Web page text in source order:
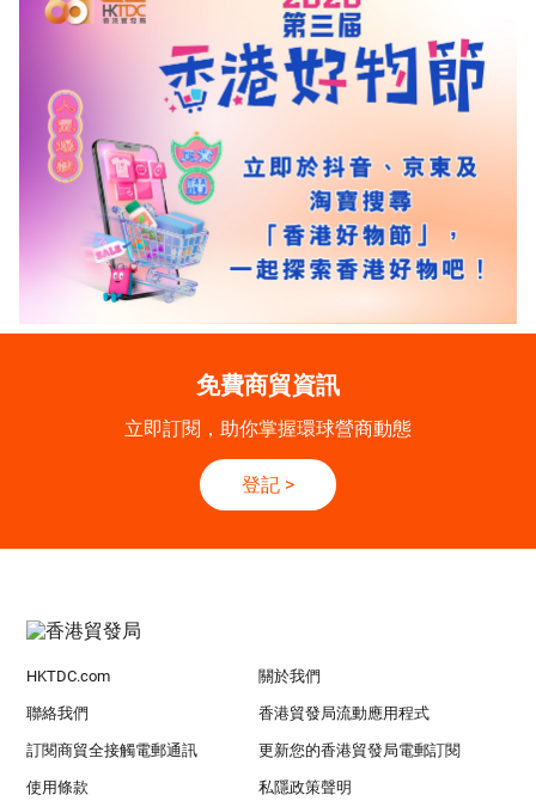
免費商貿資訊
立即訂閱，助你掌握環球營商動態
登記 >
HKTDC.com 關於我們
聯絡我們 香港貿發局流動應用程式
訂閱商貿全接觸電郵通訊 更新您的香港貿發局電郵訂閱
使用條款 私隱政策聲明